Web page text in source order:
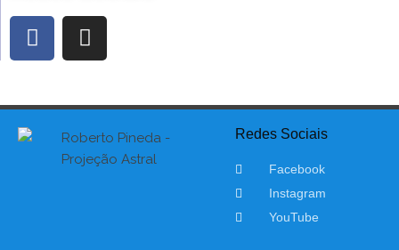
Redes Sociais
Facebook
Instagram
YouTube